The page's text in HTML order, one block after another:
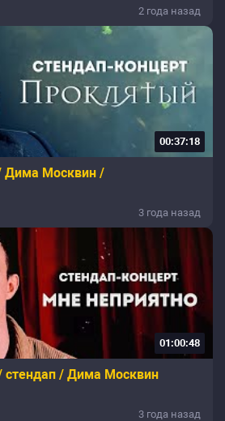
2 года назад
00:37:18
Дима Москвин /
3 года назад
01:00:48
стендап / Дима Москвин
3 года назад